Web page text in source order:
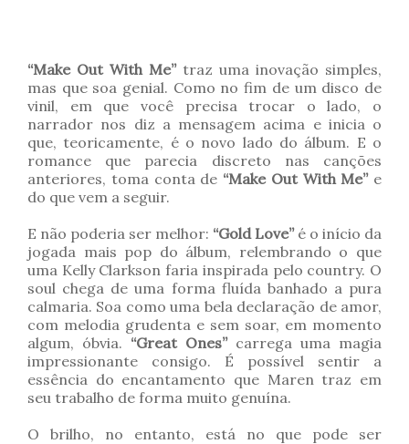
“Make Out With Me”traz uma inovação simples,
mas que soa genial. Como no fim de um disco de
vinil, em que você precisa trocar o lado, o
narrador nos diz a mensagem acima e inicia o
que, teoricamente, é o novo lado do álbum. E o
romance que parecia discreto nas canções
anteriores, toma conta de “Make Out With Me”e
do que vem a seguir.
E não poderia ser melhor: “Gold Love”é o início da
jogada mais pop do álbum, relembrando o que
uma Kelly Clarkson faria inspirada pelo country. O
soul chega de uma forma fluída banhado a pura
calmaria. Soa como uma bela declaração de amor,
com melodia grudenta e sem soar, em momento
algum, óbvia. “Great Ones”carrega uma magia
impressionante consigo. É possível sentir a
essência do encantamento que Maren traz em
seu trabalho de forma muito genuína.
O brilho, no entanto, está no que pode ser